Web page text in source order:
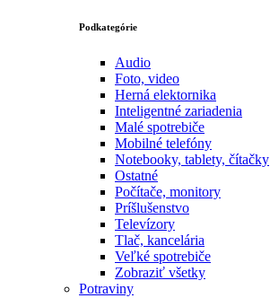
Podkategórie
Audio
Foto, video
Herná elektornika
Inteligentné zariadenia
Malé spotrebiče
Mobilné telefóny
Notebooky, tablety, čítačky
Ostatné
Počítače, monitory
Príšlušenstvo
Televízory
Tlač, kancelária
Veľké spotrebiče
Zobraziť všetky
Potraviny